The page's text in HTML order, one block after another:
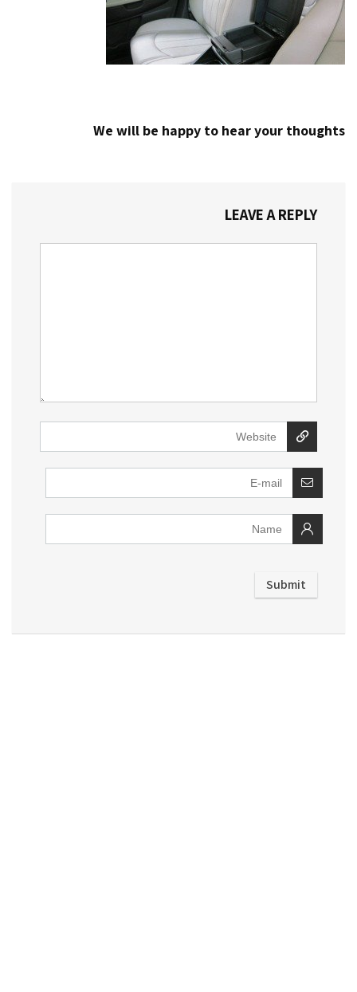
We will be happy to hear your thoughts
LEAVE A REPLY